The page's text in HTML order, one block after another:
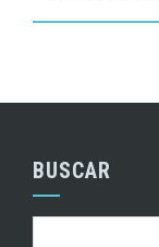
BUSCAR